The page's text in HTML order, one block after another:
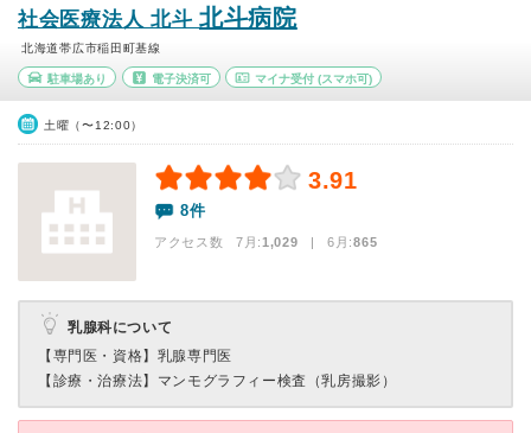
社会医療法人 北斗 北斗病院
北海道帯広市稲田町基線
駐車場あり 電子決済可 マイナ受付 (スマホ可)
土曜（〜12:00）
3.91
8件
アクセス数 7月:1,029 | 6月:865
乳腺科について
【専門医・資格】 乳腺専門医
【診療・治療法】 マンモグラフィー検査（乳房撮影）